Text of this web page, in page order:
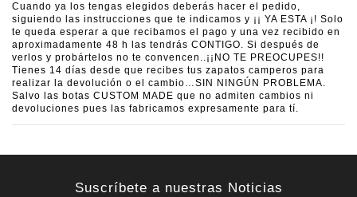
Cuando ya los tengas elegidos deberás hacer el pedido,
siguiendo las instrucciones que te indicamos y ¡¡ YA ESTA ¡! Solo
te queda esperar a que recibamos el pago y una vez recibido en
aproximadamente 48 h las tendrás CONTIGO. Si después de
verlos y probártelos no te convencen..¡¡NO TE PREOCUPES!!
Tienes 14 días desde que recibes tus zapatos camperos para
realizar la devolución o el cambio…SIN NINGÚN PROBLEMA.
Salvo las botas CUSTOM MADE que no admiten cambios ni
devoluciones pues las fabricamos expresamente para tí.
Suscríbete a nuestras Noticias